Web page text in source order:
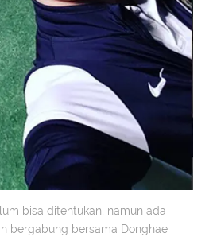
bisa ditentukan, namun ada
bergabung bersama Donghae